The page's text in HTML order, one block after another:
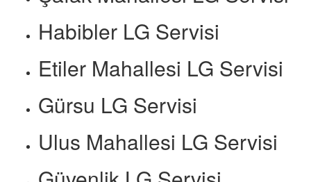
Habibler LG Servisi
Etiler Mahallesi LG Servisi
Gürsu LG Servisi
Ulus Mahallesi LG Servisi